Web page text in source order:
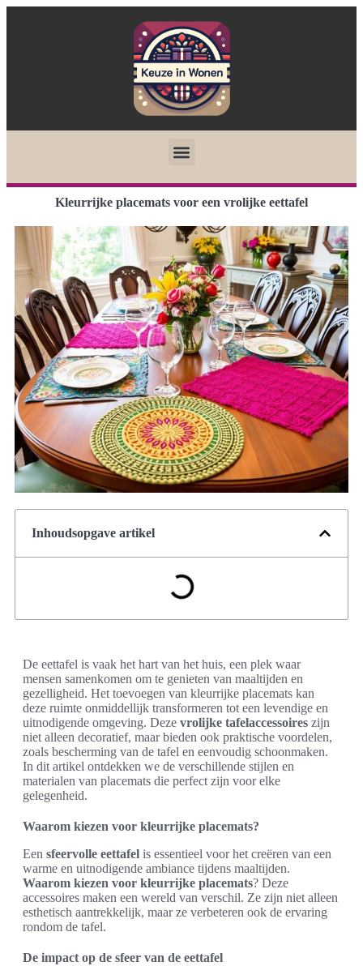
Kleurrijke placemats voor een vrolijke eettafel
Inhoudsopgave artikel
De eettafel is vaak het hart van het huis, een plek waar
mensen samenkomen om te genieten van maaltijden en
gezelligheid. Het toevoegen van kleurrijke placemats kan
deze ruimte onmiddellijk transformeren tot een levendige en
uitnodigende omgeving. Deze vrolijke tafelaccessoires zijn
niet alleen decoratief, maar bieden ook praktische voordelen,
zoals bescherming van de tafel en eenvoudig schoonmaken.
In dit artikel ontdekken we de verschillende stijlen en
materialen van placemats die perfect zijn voor elke
gelegenheid.
Waarom kiezen voor kleurrijke placemats?
Een sfeervolle eettafel is essentieel voor het creëren van een
warme en uitnodigende ambiance tijdens maaltijden.
Waarom kiezen voor kleurrijke placemats? Deze
accessoires maken een wereld van verschil. Ze zijn niet alleen
esthetisch aantrekkelijk, maar ze verbeteren ook de ervaring
rondom de tafel.
De impact op de sfeer van de eettafel